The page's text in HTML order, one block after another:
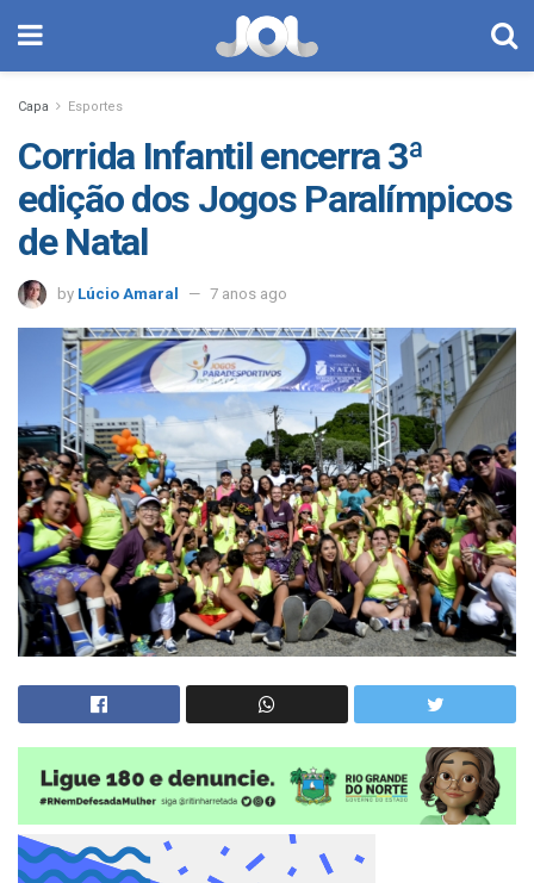
Capa Esportes
Corrida Infantil encerra 3ª
edição dos Jogos Paralímpicos
de Natal
by Lúcio Amaral 7 anos ago